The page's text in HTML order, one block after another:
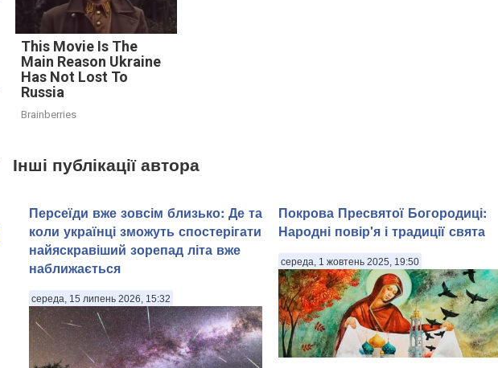
This Movie Is The
Main Reason Ukraine
Has Not Lost To
Russia
Brainberries
Інші публікації автора
Персеїди вже зовсім близько: Де та
коли українці зможуть спостерігати
найяскравіший зорепад літа вже
наближається
середа, 15 липень 2026, 15:32
Покрова Пресвятої Богородиці:
Народні повір'я і традиції свята
середа, 1 жовтень 2025, 19:50